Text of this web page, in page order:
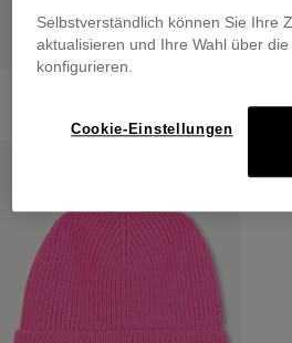
Selbstverständlich können Sie Ihre
aktualisieren und Ihre Wahl über
konfigurieren.
Cookie-Einstellungen